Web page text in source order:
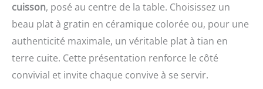
assiette, ou placez la
mandoline au-dessus
d'un bol.. Fruits et
légumes sont coupés en
quelques secondes :
pour carottes, oignons,
lames tranchantes en
acier inoxydable, 1
Matériau de Qualité
Alimentaire - Le coupe
oignon manuel est
cuisson, posé au centre de la table. Choisissez un
beau plat à gratin en céramique colorée ou, pour une
authenticité maximale, un véritable plat à tian en
terre cuite. Cette présentation renforce le côté
convivial et invite chaque convive à se servir.